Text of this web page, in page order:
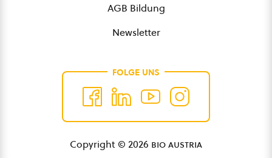
AGB Bildung
Newsletter
FOLGE UNS
Copyright © 2026 bio austria